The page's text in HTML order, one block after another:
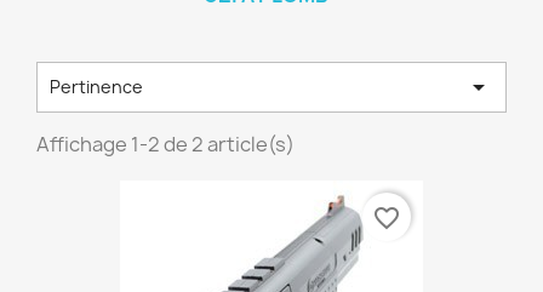
Pertinence 
Affichage 1-2 de 2 article(s)
favorite_border